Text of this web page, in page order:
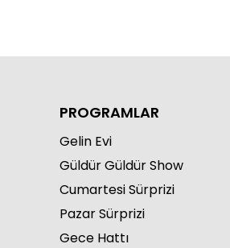
PROGRAMLAR
Gelin Evi
Güldür Güldür Show
Cumartesi Sürprizi
Pazar Sürprizi
Gece Hattı